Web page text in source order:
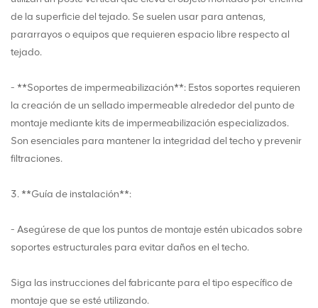
de la superficie del tejado. Se suelen usar para antenas,
pararrayos o equipos que requieren espacio libre respecto al
tejado.
- **Soportes de impermeabilización**: Estos soportes requieren
la creación de un sellado impermeable alrededor del punto de
montaje mediante kits de impermeabilización especializados.
Son esenciales para mantener la integridad del techo y prevenir
filtraciones.
3. **Guía de instalación**:
- Asegúrese de que los puntos de montaje estén ubicados sobre
soportes estructurales para evitar daños en el techo.
Siga las instrucciones del fabricante para el tipo específico de
montaje que se esté utilizando.